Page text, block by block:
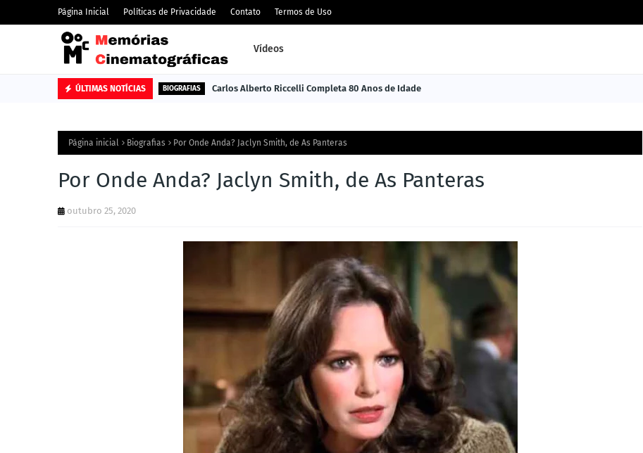
Página Inicial Políticas de Privacidade Contato Termos de Uso
Vídeos
ÚLTIMAS NOTÍCIAS BIOGRAFIAS Carlos Alberto Riccelli Completa 80 Anos de Idade
Página inicial Biografias Por Onde Anda? Jaclyn Smith, de As Panteras
Por Onde Anda? Jaclyn Smith, de As Panteras
outubro 25, 2020